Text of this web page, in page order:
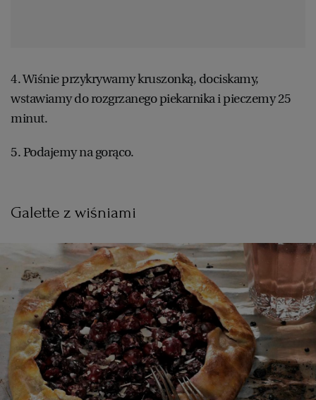
4. Wiśnie przykrywamy kruszonką, dociskamy,
wstawiamy do rozgrzanego piekarnika i pieczemy 25
minut.
5. Podajemy na gorąco.
Galette z wiśniami